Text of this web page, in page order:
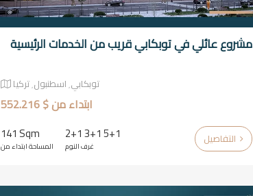
مشروع عائلي في توبكابي قريب من الخدمات الرئيسية
توبكابي٬ اسطنبول٬ تركيا
ابتداء من $ 552.216
141 Sqm
المساحة ابتداء من
2+1 3+1 5+1
غرف النوم